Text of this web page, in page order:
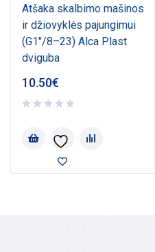
Atšaka skalbimo mašinos
ir džiovyklės pajungimui
(G1"/8–23) Alca Plast
dviguba
10.50€